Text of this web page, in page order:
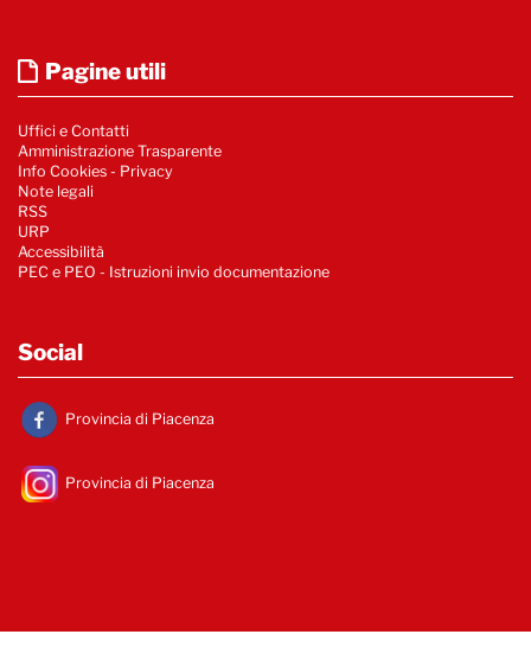
Pagine utili
Uffici e Contatti
Amministrazione Trasparente
Info Cookies - Privacy
Note legali
RSS
URP
Accessibilità
PEC e PEO - Istruzioni invio documentazione
Social
Provincia di Piacenza
Provincia di Piacenza